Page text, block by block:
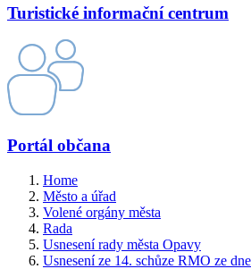
Turistické informační centrum
Portál občana
Home
Město a úřad
Volené orgány města
Rada
Usnesení rady města Opavy
Usnesení ze 14. schůze RMO ze